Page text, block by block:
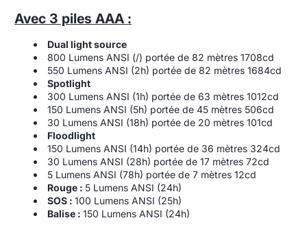
Avec 3 piles AAA :
Dual light source
800 Lumens ANSI (/) portée de 82 mètres 1708cd
550 Lumens ANSI (2h) portée de 82 mètres 1684cd
Spotlight
300 Lumens ANSI (1h) portée de 63 mètres 1012cd
150 Lumens ANSI (5h) portée de 45 mètres 506cd
30 Lumens ANSI (18h) portée de 20 mètres 101cd
Floodlight
150 Lumens ANSI (14h) portée de 36 mètres 324cd
30 Lumens ANSI (28h) portée de 17 mètres 72cd
5 Lumens ANSI (78h) portée de 7 mètres 12cd
Rouge : 5 Lumens ANSI (24h)
SOS : 100 Lumens ANSI (25h)
Balise : 150 Lumens ANSI (24h)